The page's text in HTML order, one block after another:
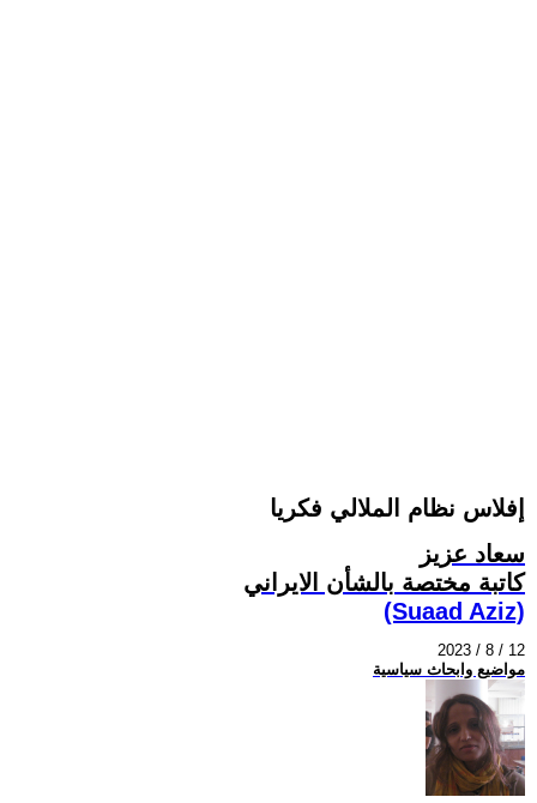
إفلاس نظام الملالي فکريا
سعاد عزيز
کاتبة مختصة بالشأن الايراني
(Suaad Aziz)
2023 / 8 / 12
مواضيع وابحاث سياسية